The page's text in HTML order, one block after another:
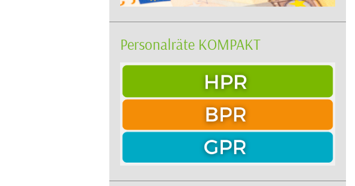
Personalräte KOMPAKT